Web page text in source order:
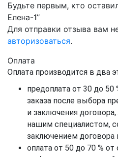
Будьте первым, кто
Елена-1”
Для отправки отзыва вам
авторизоваться.
Оплата
Оплата производится в два
предоплата от 30 до
заказа после выбора
и заключения
нашим специалистом,
заключением договора
оплата от 50 до 70 %